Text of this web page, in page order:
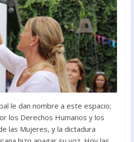
le dan nombre a este espacio;
los Derechos Humanos y los
las Mujeres, y la dictadura